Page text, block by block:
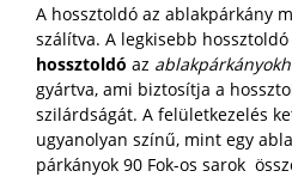
A hossztoldó az ablakpárkány
szálítva. A legkisebb
hossztoldó az
gyártva, ami biztosítja a
szilárdságát. A felületkezelés
ugyanolyan színű, mint egy
párkányok 90 Fok-os sarok